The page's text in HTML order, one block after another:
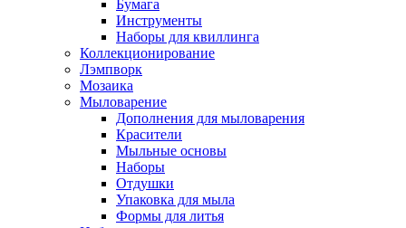
Бумага
Инструменты
Наборы для квиллинга
Коллекционирование
Лэмпворк
Мозаика
Мыловарение
Дополнения для мыловарения
Красители
Мыльные основы
Наборы
Отдушки
Упаковка для мыла
Формы для литья